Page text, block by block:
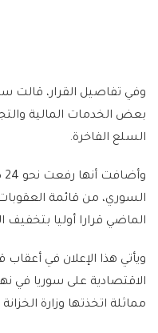
وفي تفاصيل القرار، قالت
بعض الخدمات المالية
السلع الفاخرة.
السوري، من قائمة
الماضي قرارا أوليا بتخفيف
ويأتي هذا الإعلان في أعقاب
الاقتصادية على سوريا في
مماثلة اتخذتها وزارة